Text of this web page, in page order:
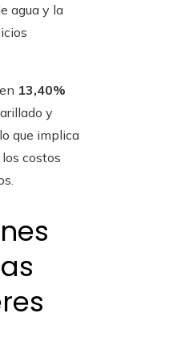
agua y la
13,40%
y
que implica
costos